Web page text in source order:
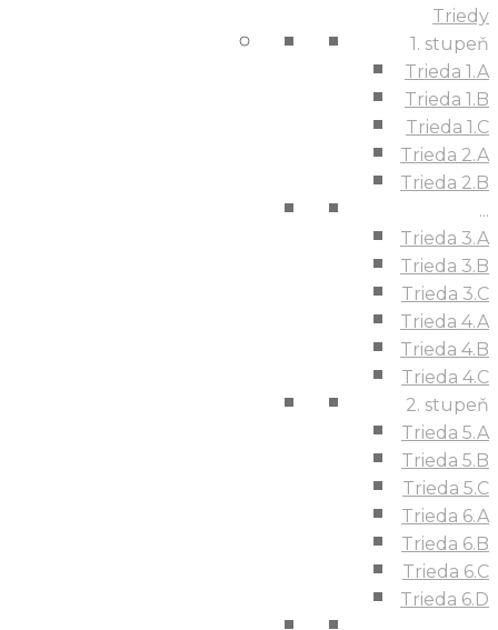
Triedy
1. stupeň
Trieda 1.A
Trieda 1.B
Trieda 1.C
Trieda 2.A
Trieda 2.B
...
Trieda 3.A
Trieda 3.B
Trieda 3.C
Trieda 4.A
Trieda 4.B
Trieda 4.C
2. stupeň
Trieda 5.A
Trieda 5.B
Trieda 5.C
Trieda 6.A
Trieda 6.B
Trieda 6.C
Trieda 6.D